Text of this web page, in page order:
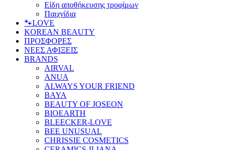
Είδη αποθήκευσης τροφίμων
Παιχνίδια
🐾LOVE
KOREAN BEAUTY
ΠΡΟΣΦΟΡΕΣ
ΝΕΕΣ ΑΦΙΞΕΙΣ
BRANDS
AIRVAL
ANUA
ALWAYS YOUR FRIEND
BAYA
BEAUTY OF JOSEON
BIOEARTH
BLEECKER-LOVE
BEE UNUSUAL
CHRISSIE COSMETICS